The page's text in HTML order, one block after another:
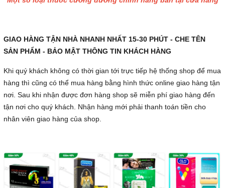
GIAO HÀNG TẬN NHÀ NHANH NHẤT 15-30 PHÚT - CHE TÊN
SẢN PHẨM - BẢO MẬT THÔNG TIN KHÁCH HÀNG
Khi quý khách không có thời gian tới trực tiếp hệ thống shop để mua
hàng thì cũng có thể mua hàng bằng hình thức online giao hàng tận
nơi. Sau khi nhận được đơn hàng shop sẽ miễn phí giao hàng đến
tận nơi cho quý khách. Nhận hàng mới phải thanh toán tiền cho
nhân viên giao hàng của shop.